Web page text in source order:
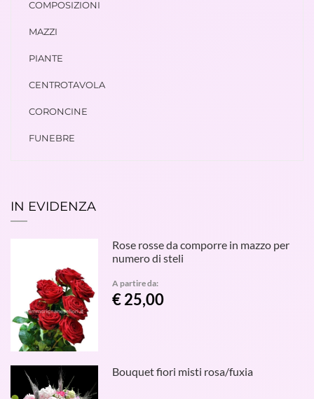
COMPOSIZIONI
MAZZI
PIANTE
CENTROTAVOLA
CORONCINE
FUNEBRE
IN EVIDENZA
Rose rosse da comporre in mazzo per
numero di steli
A partire da:
€ 25,00
Bouquet fiori misti rosa/fuxia